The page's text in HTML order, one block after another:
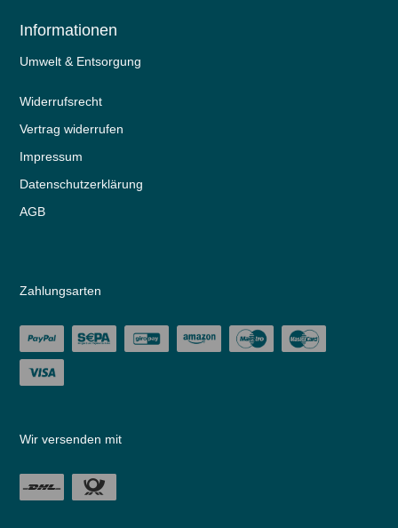
Informationen
Umwelt & Entsorgung
Widerrufs­recht
Vertrag widerrufen
Impressum
Daten­schutz­erklärung
AGB
Zahlungsarten
Wir versenden mit